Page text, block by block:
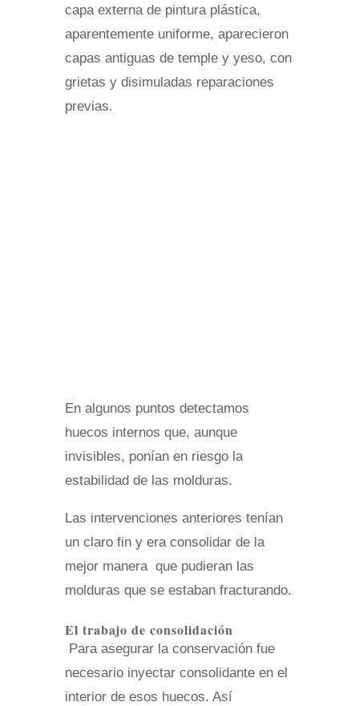
capa externa de pintura plástica,
aparentemente uniforme, aparecieron
capas antiguas de temple y yeso, con
grietas y disimuladas reparaciones
previas.
En algunos puntos detectamos
huecos internos que, aunque
invisibles, ponían en riesgo la
estabilidad de las molduras.
Las intervenciones anteriores tenían
un claro fin y era consolidar de la
mejor manera que pudieran las
molduras que se estaban fracturando.
El trabajo de consolidación
Para asegurar la conservación fue
necesario inyectar consolidante en el
interior de esos huecos. Así